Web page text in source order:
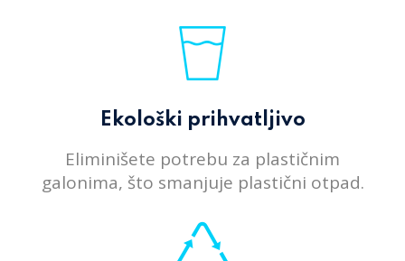
Ekološki prihvatljivo
Eliminišete potrebu za plastičnim
galonima, što smanjuje plastični otpad.